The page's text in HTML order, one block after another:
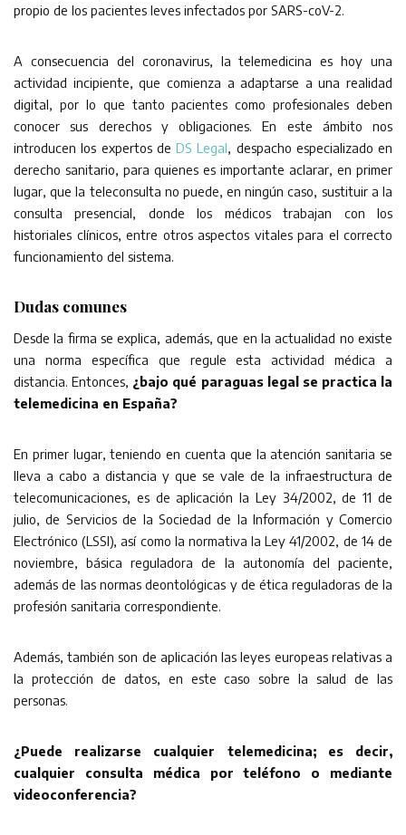
propio de los pacientes leves infectados por SARS-coV-2.
A consecuencia del coronavirus, la telemedicina es hoy una
actividad incipiente, que comienza a adaptarse a una realidad
digital, por lo que tanto pacientes como profesionales deben
conocer sus derechos y obligaciones. En este ámbito nos
introducen los expertos de DS Legal, despacho especializado en
derecho sanitario, para quienes es importante aclarar, en primer
lugar, que la teleconsulta no puede, en ningún caso, sustituir a la
consulta presencial, donde los médicos trabajan con los
historiales clínicos, entre otros aspectos vitales para el correcto
funcionamiento del sistema.
Dudas comunes
Desde la firma se explica, además, que en la actualidad no existe
una norma específica que regule esta actividad médica a
distancia. Entonces, ¿bajo qué paraguas legal se practica la
telemedicina en España?
En primer lugar, teniendo en cuenta que la atención sanitaria se
lleva a cabo a distancia y que se vale de la infraestructura de
telecomunicaciones, es de aplicación la Ley 34/2002, de 11 de
julio, de Servicios de la Sociedad de la Información y Comercio
Electrónico (LSSI), así como la normativa la Ley 41/2002, de 14 de
noviembre, básica reguladora de la autonomía del paciente,
además de las normas deontológicas y de ética reguladoras de la
profesión sanitaria correspondiente.
Además, también son de aplicación las leyes europeas relativas a
la protección de datos, en este caso sobre la salud de las
personas.
¿Puede realizarse cualquier telemedicina; es decir,
cualquier consulta médica por teléfono o mediante
videoconferencia?